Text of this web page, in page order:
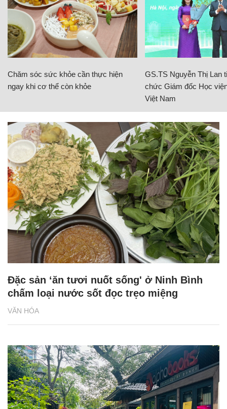
Chăm sóc sức khỏe cần thực hiện
ngay khi cơ thể còn khỏe
GS.TS Nguyễn Thị Lan
chức Giám đốc Học
Việt Nam
VĂN HÓA
Đặc sản ‘ăn tươi nuốt sống' ở Ninh Bình
chấm loại nước sốt đọc trẹo miệng